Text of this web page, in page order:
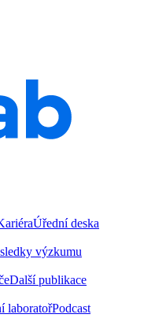
Úřední deska
výzkumu
Další publikace
laboratořPodcast